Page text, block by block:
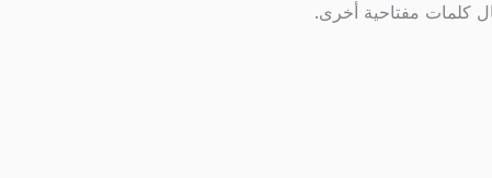
كلمات مفتاحية أخرى.